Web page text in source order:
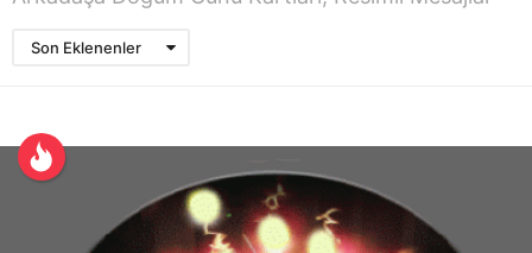
Son Eklenenler